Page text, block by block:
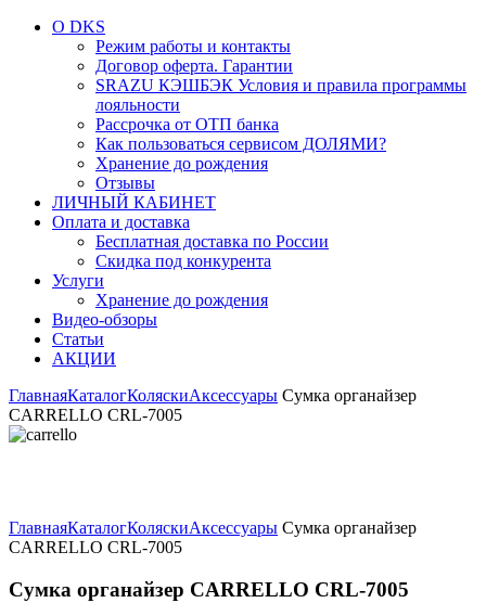
О DKS
Режим работы и контакты
Договор оферта. Гарантии
SRAZU КЭШБЭК Условия и правила программы
лояльности
Рассрочка от ОТП банка
Как пользоваться сервисом ДОЛЯМИ?
Хранение до рождения
Отзывы
ЛИЧНЫЙ КАБИНЕТ
Оплата и доставка
Бесплатная доставка по России
Скидка под конкурента
Услуги
Хранение до рождения
Видео-обзоры
Статьи
АКЦИИ
ГлавнаяКаталогКоляскиАксессуары Сумка органайзер
CARRELLO CRL-7005
ГлавнаяКаталогКоляскиАксессуары Сумка органайзер
CARRELLO CRL-7005
Сумка органайзер CARRELLO CRL-7005